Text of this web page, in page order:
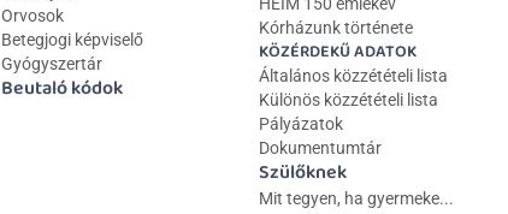
Orvosok
Betegjogi képviselő
Gyógyszertár
Beutaló kódok
Kórházunk története
KÖZÉRDEKŰ ADATOK
Általános közzétételi lista
Különös közzétételi lista
Pályázatok
Dokumentumtár
Szülőknek
Mit tegyen, ha gyermeke...